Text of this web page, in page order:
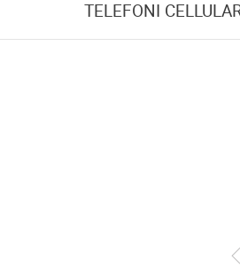
TELEFONI